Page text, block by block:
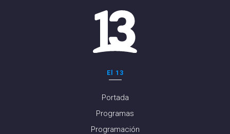
El 13
Portada
Programas
Programación